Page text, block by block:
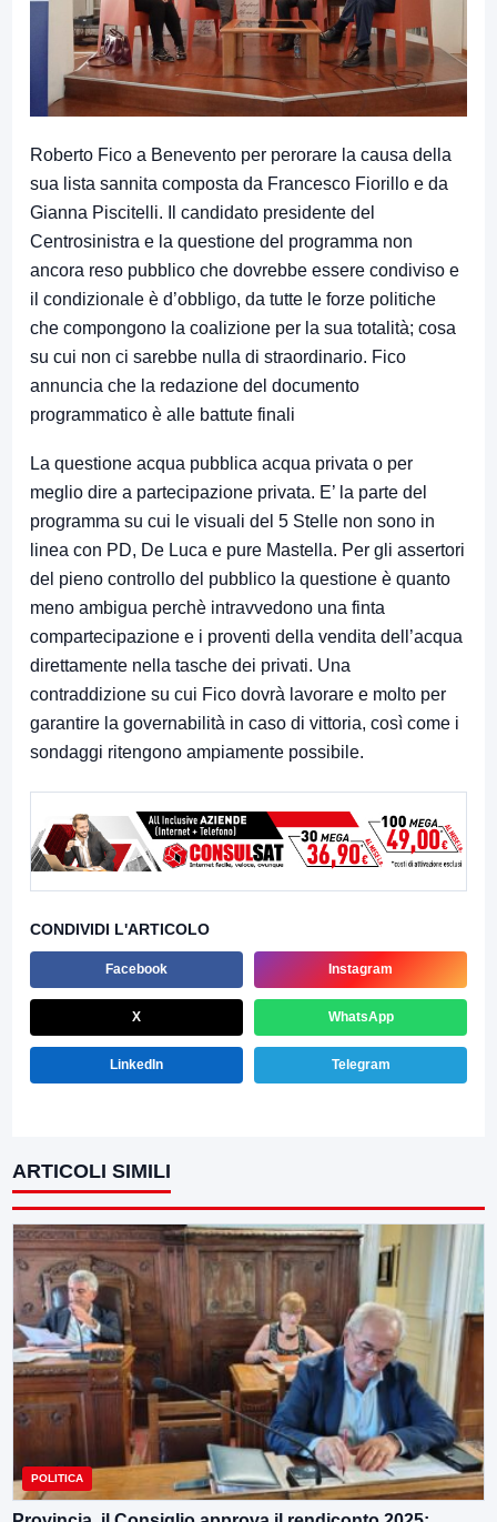
Roberto Fico a Benevento per perorare la causa della
sua lista sannita composta da Francesco Fiorillo e da
Gianna Piscitelli. Il candidato presidente del
Centrosinistra e la questione del programma non
ancora reso pubblico che dovrebbe essere condiviso e
il condizionale è d’obbligo, da tutte le forze politiche
che compongono la coalizione per la sua totalità; cosa
su cui non ci sarebbe nulla di straordinario. Fico
annuncia che la redazione del documento
programmatico è alle battute finali
La questione acqua pubblica acqua privata o per
meglio dire a partecipazione privata. E’ la parte del
programma su cui le visuali del 5 Stelle non sono in
linea con PD, De Luca e pure Mastella. Per gli assertori
del pieno controllo del pubblico la questione è quanto
meno ambigua perchè intravvedono una finta
compartecipazione e i proventi della vendita dell’acqua
direttamente nella tasche dei privati. Una
contraddizione su cui Fico dovrà lavorare e molto per
garantire la governabilità in caso di vittoria, così come i
sondaggi ritengono ampiamente possibile.
CONDIVIDI L'ARTICOLO
Facebook Instagram
X WhatsApp
LinkedIn Telegram
ARTICOLI SIMILI
POLITICA